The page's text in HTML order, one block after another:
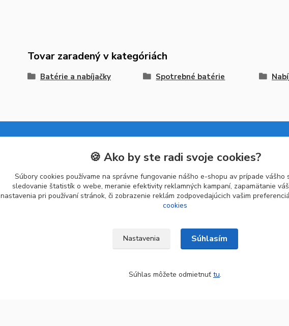
Tovar zaradený v kategóriách
Batérie a nabíjačky Spotrebné batérie
Kategórie
Batérie a nabíjačky
Drogéria a kozmetika
Malé domáce spotrebiče
🍪 Ako by ste radi svoje cookies?
Súbory cookies používame na správne fungovanie nášho e-shopu av prípade vášho
sledovanie štatistík o webe, meranie efektivity reklamných kampaní, zapamätanie
nastavenia pri používaní stránok, či zobrazenie reklám zodpovedajúcich vašim
cookies
Nastavenia Súhlasím
Súhlas môžete odmietnuť tu.